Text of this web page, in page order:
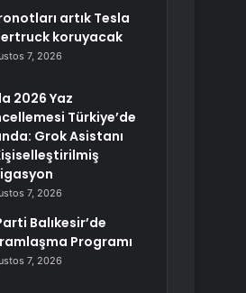
artık Tesla
koruyacak
7, 2026
2026 Yaz
Türkiye’de
Grok Asistanı
7, 2026
Balıkesir’de
Programı
7, 2026